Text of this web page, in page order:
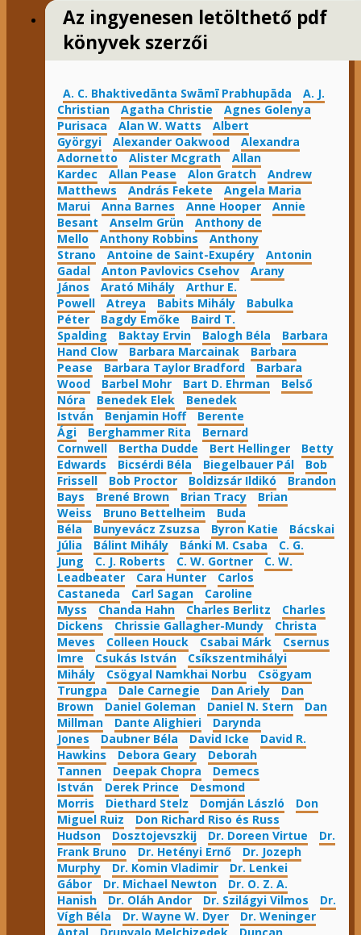
Az ingyenesen letölthető pdf
könyvek szerzői
A. C. Bhaktivedānta Swāmī Prabhupāda
A. J.
Christian
Agatha Christie
Agnes Golenya
Purisaca
Alan W. Watts
Albert
Györgyi
Alexander Oakwood
Alexandra
Adornetto
Alister Mcgrath
Allan
Kardec
Allan Pease Alon Gratch
Andrew
Matthews
András Fekete
Angela Maria
Marui
Anna Barnes Anne Hooper
Annie
Besant
Anselm Grün
Anthony de
Mello
Anthony Robbins
Anthony
Strano
Antoine de Saint-Exupéry
Antonin
Gadal
Anton Pavlovics Csehov
Arany
János
Arató Mihály
Arthur E.
Powell
Atreya Babits Mihály
Babulka
Péter
Bagdy Emőke
Baird T.
Spalding
Baktay Ervin Balogh Béla
Barbara
Hand Clow
Barbara Marcainak
Barbara
Pease
Barbara Taylor Bradford
Barbara
Wood
Barbel Mohr Bart D. Ehrman
Belső
Nóra
Benedek Elek
Benedek
István
Benjamin Hoff
Berente
Ági
Berghammer Rita
Bernard
Cornwell
Bertha Dudde Bert Hellinger
Betty
Edwards
Bicsérdi Béla Biegelbauer Pál
Bob
Frissell
Bob Proctor Boldizsár Ildikó
Brandon
Bays
Brené Brown Brian Tracy
Brian
Weiss
Bruno Bettelheim
Buda
Béla
Bunyevácz Zsuzsa Byron Katie
Bácskai
Júlia
Bálint Mihály Bánki M. Csaba
C. G.
Jung
C. J. Roberts C. W. Gortner
C. W.
Leadbeater
Cara Hunter
Carlos
Castaneda
Carl Sagan
Caroline
Myss
Chanda Hahn Charles Berlitz
Charles
Dickens
Chrissie Gallagher-Mundy
Christa
Meves
Colleen Houck Csabai Márk
Csernus
Imre
Csukás István
Csíkszentmihályi
Mihály
Csögyal Namkhai Norbu
Csögyam
Trungpa
Dale Carnegie Dan Ariely
Dan
Brown
Daniel Goleman Daniel N. Stern
Dan
Millman
Dante Alighieri
Darynda
Jones
Daubner Béla David Icke
David R.
Hawkins
Debora Geary
Deborah
Tannen
Deepak Chopra
Demecs
István
Derek Prince
Desmond
Morris
Diethard Stelz Domján László
Don
Miguel Ruiz
Don Richard Riso és Russ
Hudson
Dosztojevszkij Dr. Doreen Virtue
Dr.
Frank Bruno
Dr. Hetényi Ernő
Dr. Jozeph
Murphy
Dr. Komin Vladimir
Dr. Lenkei
Gábor
Dr. Michael Newton
Dr. O. Z. A.
Hanish
Dr. Oláh Andor Dr. Szilágyi Vilmos
Dr.
Vígh Béla
Dr. Wayne W. Dyer
Dr. Weninger